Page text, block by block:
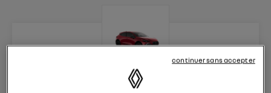
Clio E-Tech full hybrid
continuer sans accepter